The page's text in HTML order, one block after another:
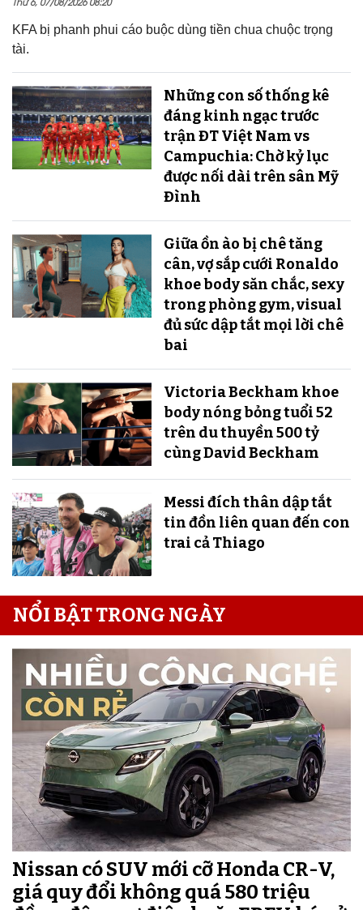
KFA bị phanh phui cáo buộc dùng tiền chua chuộc trọng
tài.
Những con số thống kê
đáng kinh ngạc trước
trận ĐT Việt Nam vs
Campuchia: Chờ kỷ lục
được nối dài trên sân Mỹ
Đình
Giữa ồn ào bị chê tăng
cân, vợ sắp cưới Ronaldo
khoe body săn chắc, sexy
trong phòng gym, visual
đủ sức dập tắt mọi lời chê
bai
Victoria Beckham khoe
body nóng bỏng tuổi 52
trên du thuyền 500 tỷ
cùng David Beckham
Messi đích thân dập tắt
tin đồn liên quan đến con
trai cả Thiago
NỔI BẬT TRONG NGÀY
Nissan có SUV mới cỡ Honda CR-V,
giá quy đổi không quá 580 triệu